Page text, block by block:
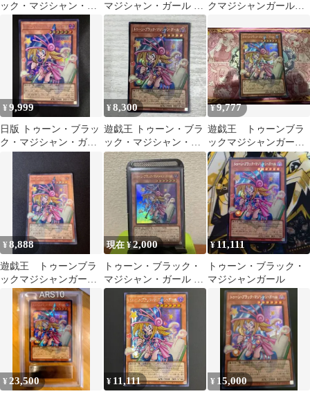
ック・マジシャン・ガ
ール オーバーフレーム
シークレットレア
マジシャン・ガール オ
ーバーフレーム シーク
レット psa
クマジシャンガール
ークレット
¥9,999
日版 トゥーン・ブラッ
ク・マジシャン・ガー
¥8,300
遊戯王 トゥーン・ブラ
ック・マジシャン・ガ
ール シク オーバーフレ
ーム
¥9,777
遊戯王 トゥーンブラ
ックマジシャンガー
ル オーバーフレー
ム プリズマ
¥8,888
遊戯王 トゥーンブラ
ックマジシャンガー
ル オーバーフレー
ム シークレットレア
現在 ¥2,000
トゥーン・ブラック・
マジシャン・ガール 遊
戯王OCG 新品 未使
用 ウルトラ
¥11,111
トゥーン・ブラック・
マジシャンガール
¥ 23,500 ¥ 11,111 ¥ 15,000